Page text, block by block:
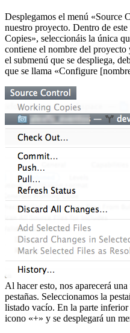
Desplegamos el menú «Source
nuestro proyecto. Dentro de
Copies», seleccionáis la única
contiene el nombre del
el submenú que se despliega,
que se llama «Configure
Al hacer esto, nos aparecerá
pestañas. Seleccionamos la
listado vacío. En la parte
icono «+» y se desplegará un